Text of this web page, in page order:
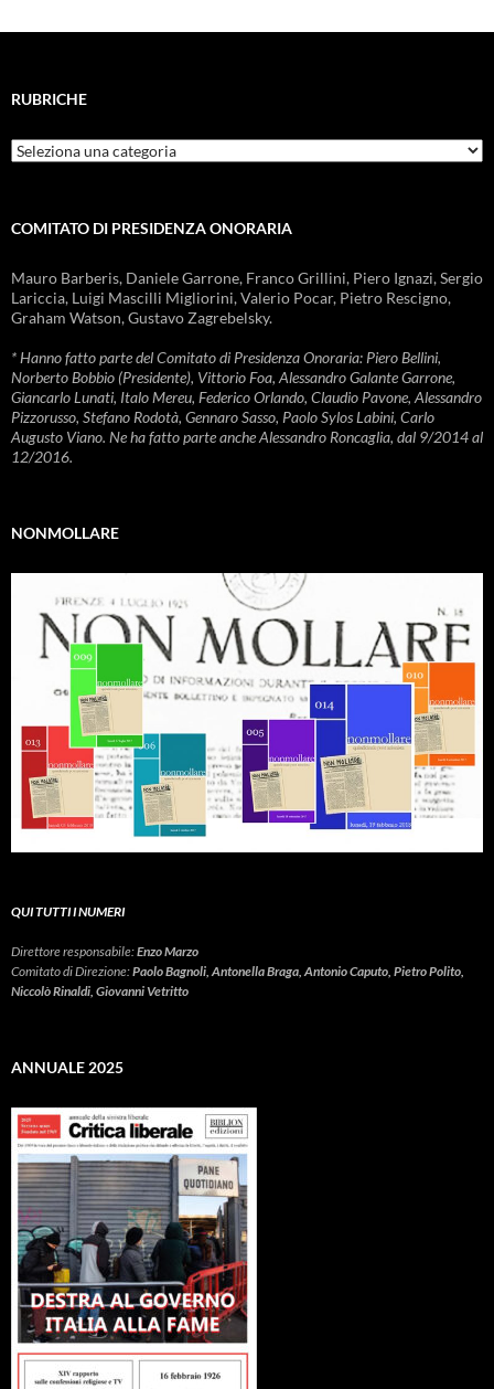
RUBRICHE
Rubriche
COMITATO DI PRESIDENZA ONORARIA
Mauro Barberis, Daniele Garrone, Franco Grillini, Piero Ignazi, Sergio
Lariccia, Luigi Mascilli Migliorini, Valerio Pocar, Pietro Rescigno,
Graham Watson, Gustavo Zagrebelsky.
* Hanno fatto parte del Comitato di Presidenza Onoraria: Piero Bellini,
Norberto Bobbio (Presidente), Vittorio Foa, Alessandro Galante Garrone,
Giancarlo Lunati, Italo Mereu, Federico Orlando, Claudio Pavone, Alessandro
Pizzorusso, Stefano Rodotà, Gennaro Sasso, Paolo Sylos Labini, Carlo
Augusto Viano. Ne ha fatto parte anche Alessandro Roncaglia, dal 9/2014 al
12/2016.
NONMOLLARE
QUI TUTTI I NUMERI
Direttore responsabile:Enzo Marzo
Comitato di Direzione:Paolo Bagnoli, Antonella Braga, Antonio Caputo, Pietro Polito,
Niccolò Rinaldi, Giovanni Vetritto
ANNUALE 2025